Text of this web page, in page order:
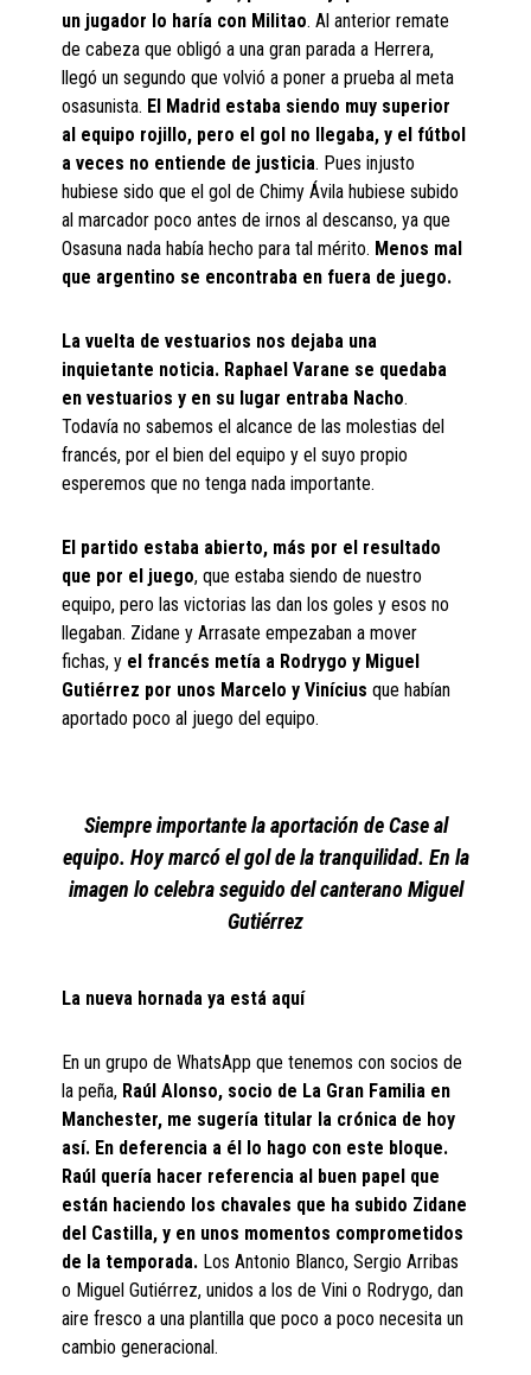
un jugador lo haría con Militao. Al anterior remate
de cabeza que obligó a una gran parada a Herrera,
llegó un segundo que volvió a poner a prueba al meta
osasunista. El Madrid estaba siendo muy superior
al equipo rojillo, pero el gol no llegaba, y el fútbol
a veces no entiende de justicia. Pues injusto
hubiese sido que el gol de Chimy Ávila hubiese subido
al marcador poco antes de irnos al descanso, ya que
Osasuna nada había hecho para tal mérito. Menos mal
que argentino se encontraba en fuera de juego.
La vuelta de vestuarios nos dejaba una
inquietante noticia. Raphael Varane se quedaba
en vestuarios y en su lugar entraba Nacho.
Todavía no sabemos el alcance de las molestias del
francés, por el bien del equipo y el suyo propio
esperemos que no tenga nada importante.
El partido estaba abierto, más por el resultado
que por el juego, que estaba siendo de nuestro
equipo, pero las victorias las dan los goles y esos no
llegaban. Zidane y Arrasate empezaban a mover
fichas, y el francés metía a Rodrygo y Miguel
Gutiérrez por unos Marcelo y Vinícius que habían
aportado poco al juego del equipo.
Siempre importante la aportación de Case al
equipo. Hoy marcó el gol de la tranquilidad. En la
imagen lo celebra seguido del canterano Miguel
Gutiérrez
La nueva hornada ya está aquí
En un grupo de WhatsApp que tenemos con socios de
la peña, Raúl Alonso, socio de La Gran Familia en
Manchester, me sugería titular la crónica de hoy
así. En deferencia a él lo hago con este bloque.
Raúl quería hacer referencia al buen papel que
están haciendo los chavales que ha subido Zidane
del Castilla, y en unos momentos comprometidos
de la temporada. Los Antonio Blanco, Sergio Arribas
o Miguel Gutiérrez, unidos a los de Vini o Rodrygo, dan
aire fresco a una plantilla que poco a poco necesita un
cambio generacional.